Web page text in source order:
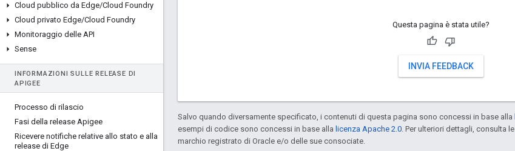
Cloud pubblico da Edge/Cloud Foundry
Cloud privato Edge/Cloud Foundry
Monitoraggio delle API
Sense
INFORMAZIONI SULLE RELEASE DI
APIGEE
Processo di rilascio
Fasi della release Apigee
Ricevere notifiche relative allo stato e alla
release di Edge
Questa pagina è stata utile?
INVIA FEEDBACK
Salvo quando diversamente specificato, i contenuti di questa pagina sono concessi in base alla
esempi di codice sono concessi in base alla licenza Apache 2.0. Per ulteriori dettagli, consulta le
marchio registrato di Oracle e/o delle sue consociate.